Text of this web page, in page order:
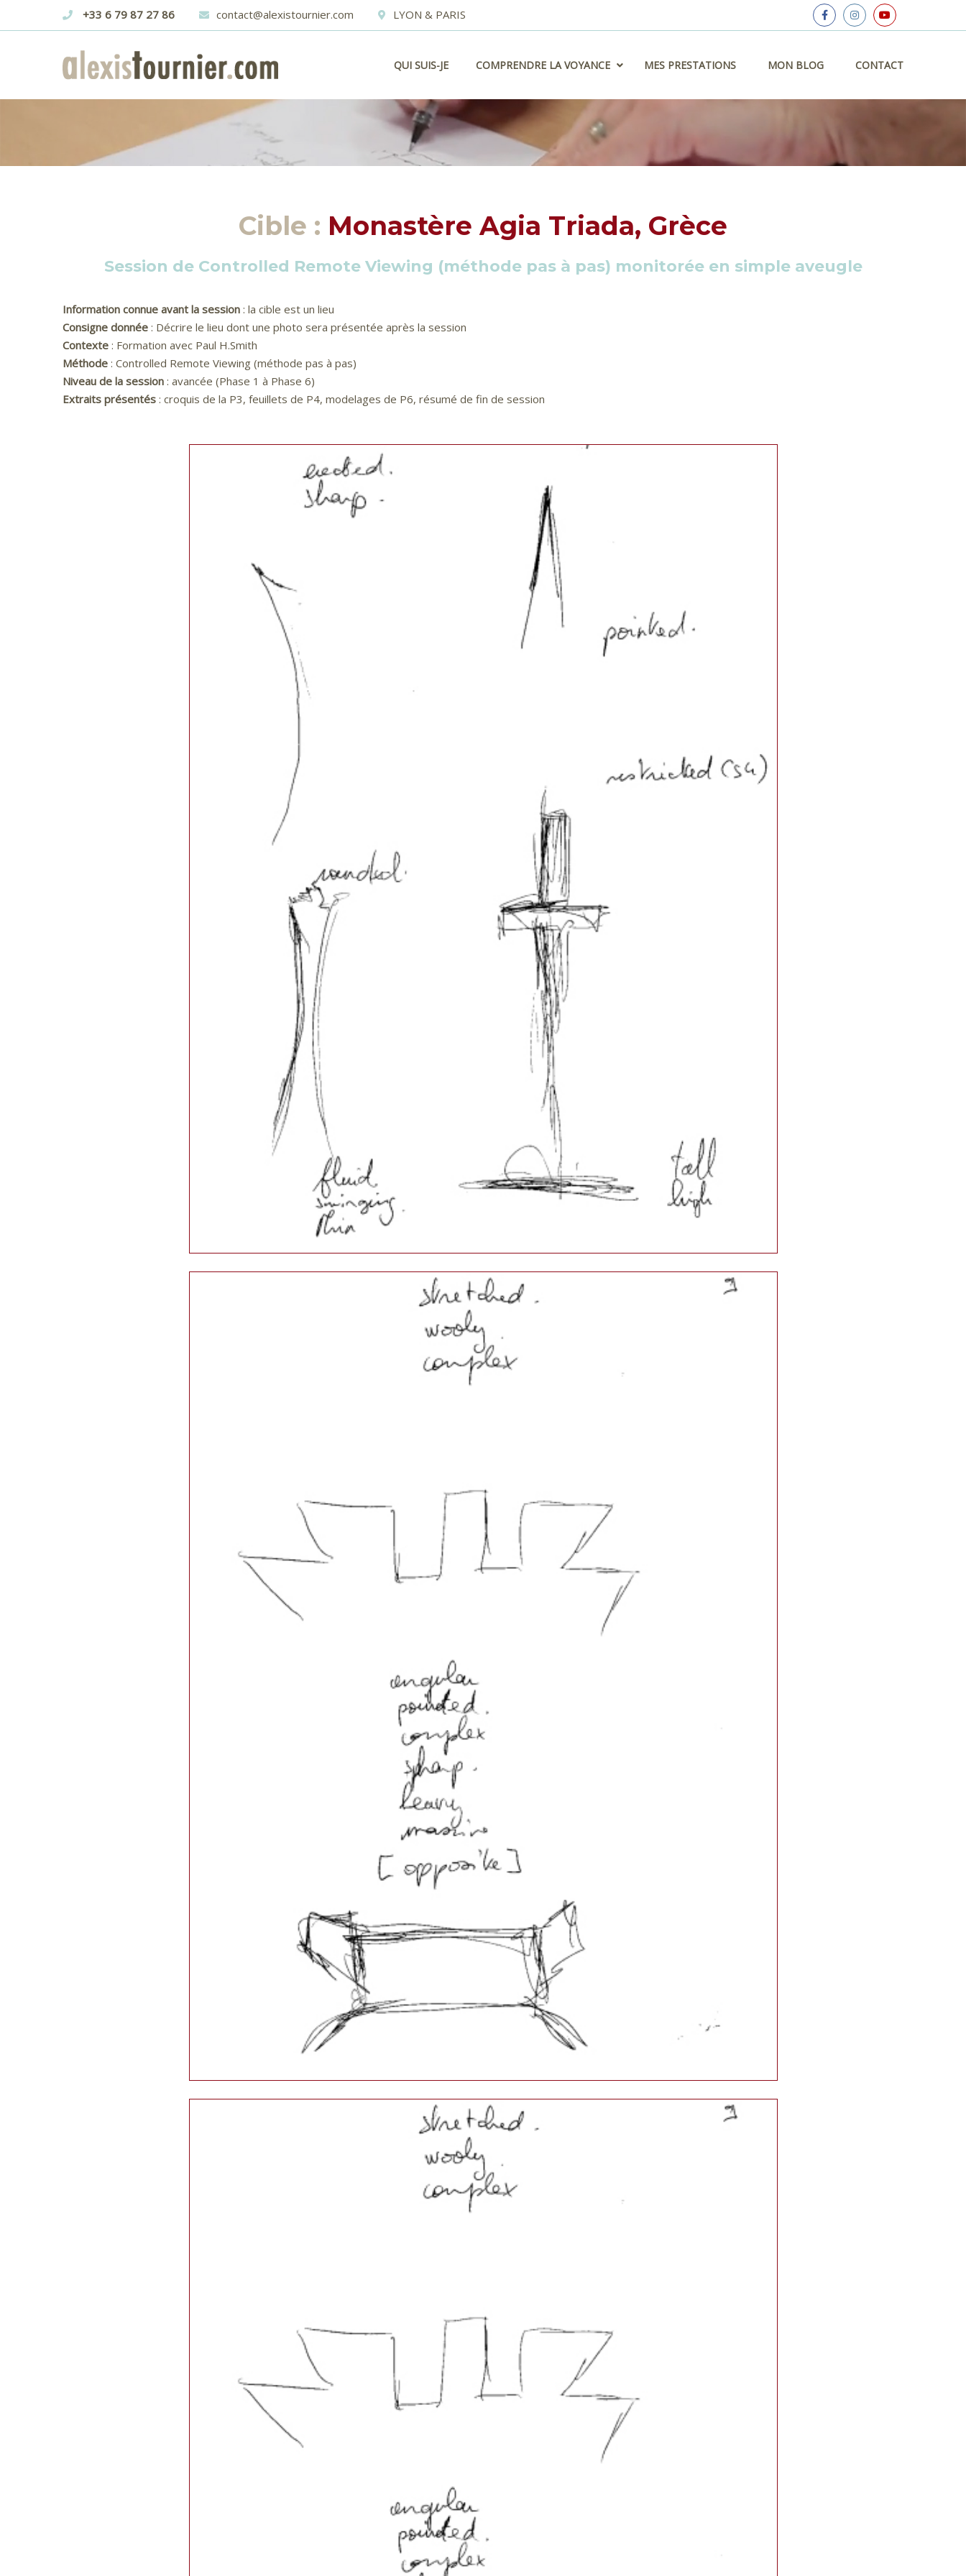
+33 6 79 87 27 86 contact@alexistournier.com LYON & PARIS
QUI SUIS-JE COMPRENDRE LA VOYANCE MES PRESTATIONS MON BLOG CONTACT
MONASTÈRE AGIA TRIADA, GRÈCE
Cible : Monastère Agia Triada, Grèce
Session de Controlled Remote Viewing (méthode pas à pas) monitorée en simple aveugle
Information connue avant la session : la cible est un lieu
Consigne donnée : Décrire le lieu dont une photo sera présentée après la session
Contexte : Formation avec Paul H.Smith
Méthode : Controlled Remote Viewing (méthode pas à pas)
Niveau de la session : avancée (Phase 1 à Phase 6)
Extraits présentés : croquis de la P3, feuillets de P4, modelages de P6, résumé de fin de session